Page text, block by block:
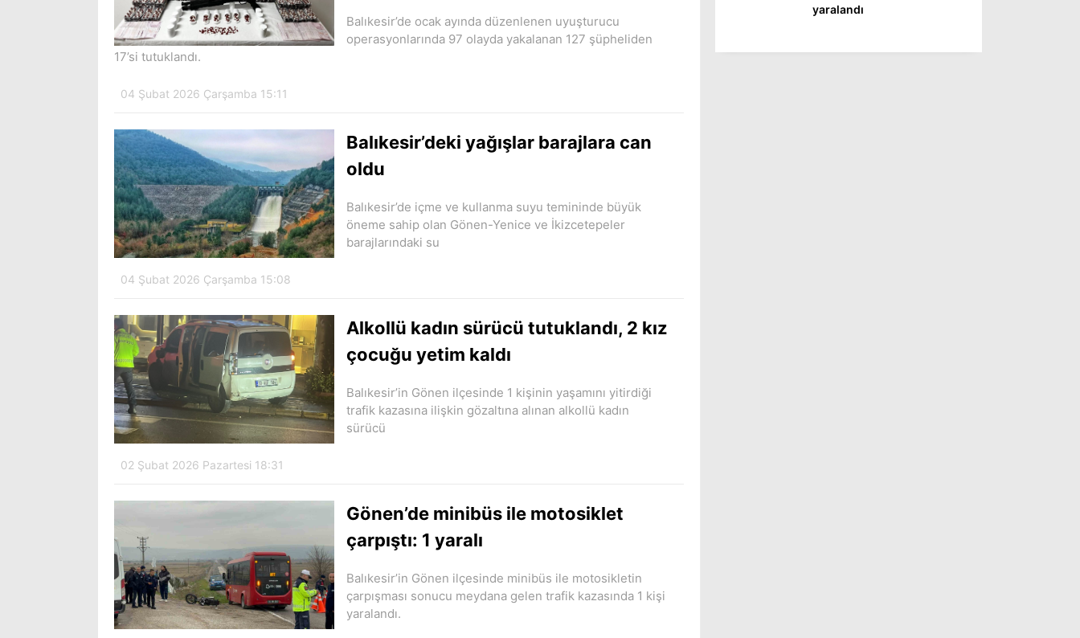
Balıkesir’de ocak ayında düzenlenen uyuşturucu
operasyonlarında 97 olayda yakalanan 127 şüpheliden
17’si tutuklandı.
04 Şubat 2026 Çarşamba 15:11
Balıkesir’deki yağışlar barajlara can
oldu
Balıkesir’de içme ve kullanma suyu temininde büyük
öneme sahip olan Gönen-Yenice ve İkizcetepeler
barajlarındaki su
04 Şubat 2026 Çarşamba 15:08
Alkollü kadın sürücü tutuklandı, 2 kız
çocuğu yetim kaldı
Balıkesir’in Gönen ilçesinde 1 kişinin yaşamını yitirdiği
trafik kazasına ilişkin gözaltına alınan alkollü kadın
sürücü
02 Şubat 2026 Pazartesi 18:31
Gönen’de minibüs ile motosiklet
çarpıştı: 1 yaralı
Balıkesir’in Gönen ilçesinde minibüs ile motosikletin
çarpışması sonucu meydana gelen trafik kazasında 1 kişi
yaralandı.
yaralandı